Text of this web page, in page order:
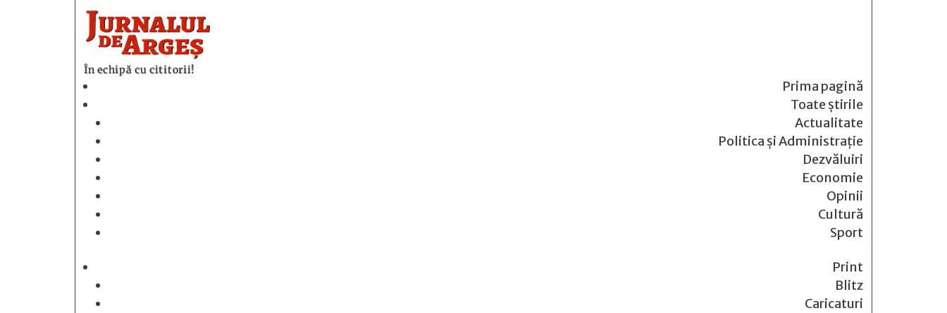
În echipă cu cititorii!
Prima pagină
Toate știrile
Actualitate
Politica și Administrație
Dezvăluiri
Economie
Opinii
Cultură
Sport
Print
Blitz
Caricaturi